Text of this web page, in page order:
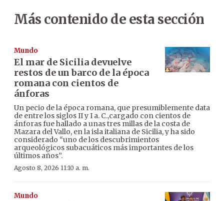
Más contenido de esta sección
Mundo
El mar de Sicilia devuelve
restos de un barco de la época
romana con cientos de
ánforas
Un pecio de la época romana, que presumiblemente data
de entre los siglos II y I a. C.,cargado con cientos de
ánforas fue hallado a unas tres millas de la costa de
Mazara del Vallo, en la isla italiana de Sicilia, y ha sido
considerado “uno de los descubrimientos
arqueológicos subacuáticos más importantes de los
últimos años”.
Agosto 8, 2026 11:10 a. m.
Mundo